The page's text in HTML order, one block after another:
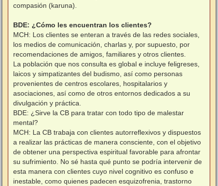
compasión (karuna).
BDE: ¿Cómo les encuentran los clientes?
MCH: Los clientes se enteran a través de las redes sociales,
los medios de comunicación, charlas y, por supuesto, por
recomendaciones de amigos, familiares y otros clientes.
La población que nos consulta es global e incluye feligreses,
laicos y simpatizantes del budismo, así como personas
provenientes de centros escolares, hospitalarios y
asociaciones, así como de otros entornos dedicados a su
divulgación y práctica.
BDE: ¿Sirve la CB para tratar con todo tipo de malestar
mental?
MCH: La CB trabaja con clientes autorreflexivos y dispuestos
a realizar las prácticas de manera consciente, con el objetivo
de obtener una perspectiva espiritual favorable para afrontar
su sufrimiento. No sé hasta qué punto se podría intervenir de
esta manera con clientes cuyo nivel cognitivo es confuso e
inestable, como quienes padecen esquizofrenia, trastorno